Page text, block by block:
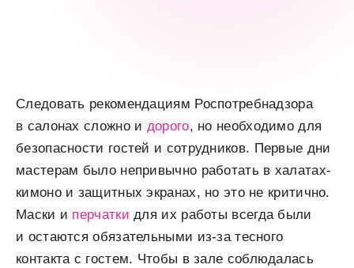
Следовать рекомендациям Роспотребнадзора
в салонах сложно и дорого, но необходимо для
безопасности гостей и сотрудников. Первые дни
мастерам было непривычно работать в халатах-
кимоно и защитных экранах, но это не критично.
Маски и перчатки для их работы всегда были
и остаются обязательными из-за тесного
контакта с гостем. Чтобы в зале соблюдалась